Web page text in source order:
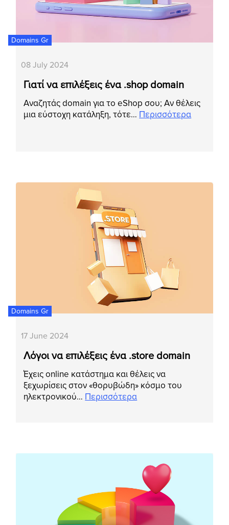
Domains Gr
08 July 2024
Γιατί να επιλέξεις ένα .shop domain
Αναζητάς domain για το eShop σου; Αν θέλεις
μια εύστοχη κατάληξη, τότε… Περισσότερα
Domains Gr
17 June 2024
Λόγοι να επιλέξεις ένα .store domain
Έχεις online κατάστημα και θέλεις να
ξεχωρίσεις στον «θορυβώδη» κόσμο του
ηλεκτρονικού… Περισσότερα